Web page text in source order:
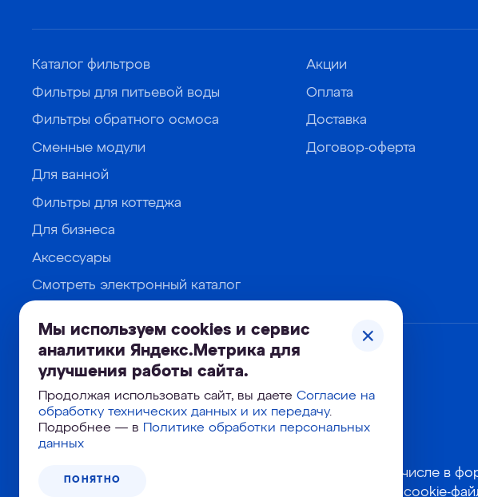
Мы используем cookies и сервис
аналитики Яндекс.Метрика для
улучшения работы сайта.
Продолжая использовать сайт, вы даете Согласие на
обработку технических данных и их передачу.
Подробнее — в
Политике обработки персональных
данных
ПОНЯТНО
Каталог фильтров
Фильтры для питьевой воды
Фильтры обратного осмоса
Сменные модули
Для ванной
Фильтры для коттеджа
Для бизнеса
Аксессуары
Смотреть электронный каталог
Акции
Оплата
Доставка
Договор-оферта
© 2026 ООО Аквафор. Все права защищены
Политика обработки и защиты персональных данных
Согласие на получение рекламной информации (в том числе в
Согласие на использование сервиса Яндекс.Метрика и cookie-